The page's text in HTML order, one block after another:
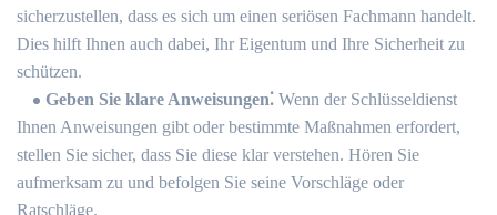
sicherzustellen, dass es sich um einen seriösen Fachmann handelt.​
Dies hilft Ihnen auch dabei, Ihr Eigentum und Ihre Sicherheit zu
schützen.​
Geben Sie klare Anweisungen⁚ Wenn der Schlüsseldienst
Ihnen Anweisungen gibt oder bestimmte Maßnahmen erfordert,
stellen Sie sicher, dass Sie diese klar verstehen.​ Hören Sie
aufmerksam zu und befolgen Sie seine Vorschläge oder
Ratschläge.